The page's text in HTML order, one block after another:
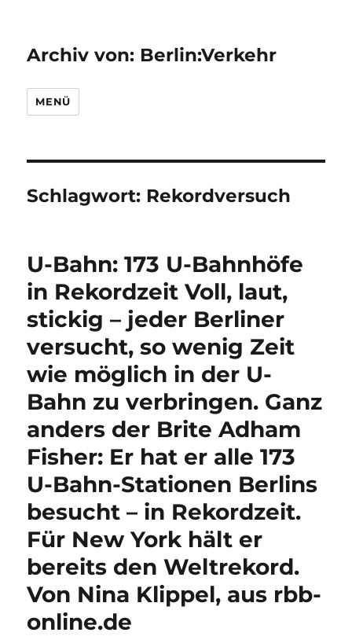
Archiv von: Berlin:Verkehr
MENÜ
Schlagwort: Rekordversuch
U-Bahn: 173 U-Bahnhöfe
in Rekordzeit Voll, laut,
stickig – jeder Berliner
versucht, so wenig Zeit
wie möglich in der U-
Bahn zu verbringen. Ganz
anders der Brite Adham
Fisher: Er hat er alle 173
U-Bahn-Stationen Berlins
besucht – in Rekordzeit.
Für New York hält er
bereits den Weltrekord.
Von Nina Klippel, aus rbb-
online.de